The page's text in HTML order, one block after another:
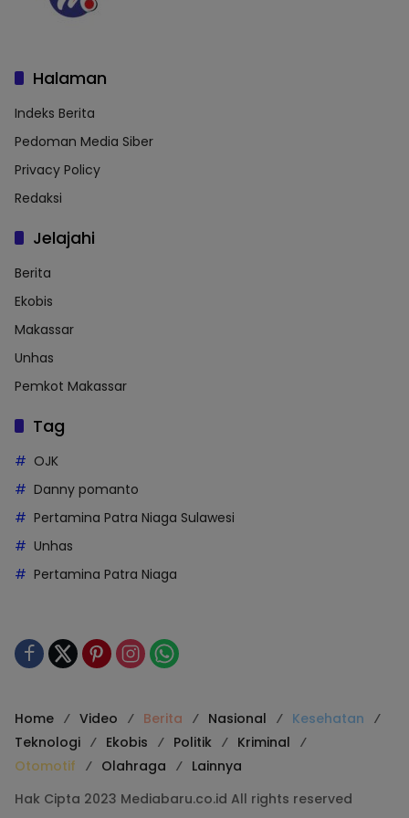
Halaman
Indeks Berita
Pedoman Media Siber
Privacy Policy
Redaksi
Jelajahi
Berita
Ekobis
Makassar
Unhas
Pemkot Makassar
Tag
OJK
Danny pomanto
Pertamina Patra Niaga Sulawesi
Unhas
Pertamina Patra Niaga
Home Video Berita Nasional
Kesehatan
Teknologi
Ekobis Politik
Kriminal
Otomotif
Olahraga
Lainnya
Hak Cipta 2023 Mediabaru.co.id All rights reserved